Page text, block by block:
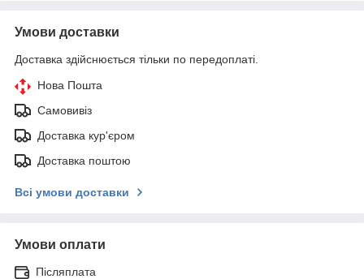
Умови доставки
Доставка здійснюється тільки по передоплаті.
Нова Пошта
Самовивіз
Доставка кур'єром
Доставка поштою
Всі умови доставки
Умови оплати
Післяплата